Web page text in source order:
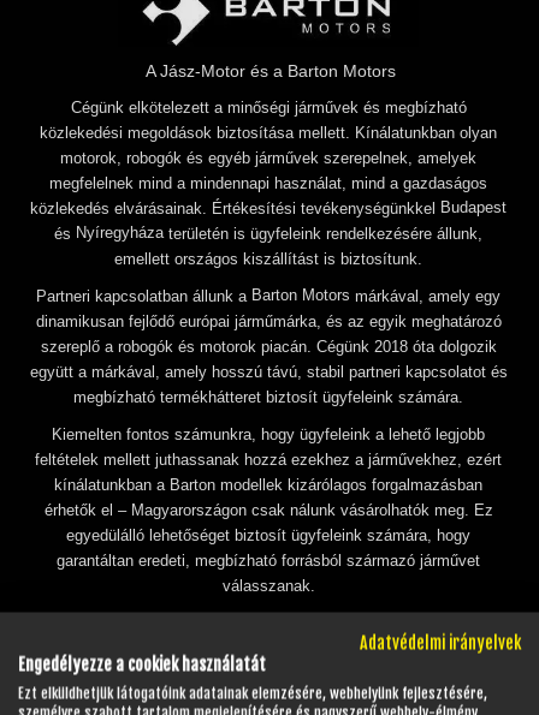
A Jász-Motor és a Barton Motors
Cégünk elkötelezett a minőségi járművek és megbízható
közlekedési megoldások biztosítása mellett. Kínálatunkban olyan
motorok, robogók és egyéb járművek szerepelnek, amelyek
megfelelnek mind a mindennapi használat, mind a gazdaságos
közlekedés elvárásainak. Értékesítési tevékenységünkkel Budapest
és Nyíregyházaterületén is ügyfeleink rendelkezésére állunk,
emellett országos kiszállítást is biztosítunk.
Partneri kapcsolatban állunk a Barton Motors márkával, amely egy
dinamikusan fejlődő európai járműmárka, és az egyik meghatározó
szereplő a robogók és motorok piacán. Cégünk 2018 óta dolgozik
együtt a márkával, amely hosszú távú, stabil partneri kapcsolatot és
megbízható termékhátteret biztosít ügyfeleink számára.
Kiemelten fontos számunkra, hogy ügyfeleink a lehető legjobb
feltételek mellett juthassanak hozzá ezekhez a járművekhez, ezért
kínálatunkban a Barton modellek kizárólagos forgalmazásban
érhetők el – Magyarországon csak nálunk vásárolhatók meg. Ez
egyedülálló lehetőséget biztosít ügyfeleink számára, hogy
garantáltan eredeti, megbízható forrásból származó járművet
válasszanak.
elérhetővé tesszük, így ügyfeleink kényelmesen és gyorsan
hozzájuthatnak a kiválasztott modellhez. Szolgáltatásaink az
értékesítésen túl teljes körű ügyintézést is magukban foglalnak,
Adatvédelmi irányelvek
Engedélyezze a cookiek használatát
Ezt elküldhetjük látogatóink adatainak elemzésére, webhelyünk fejlesztésére,